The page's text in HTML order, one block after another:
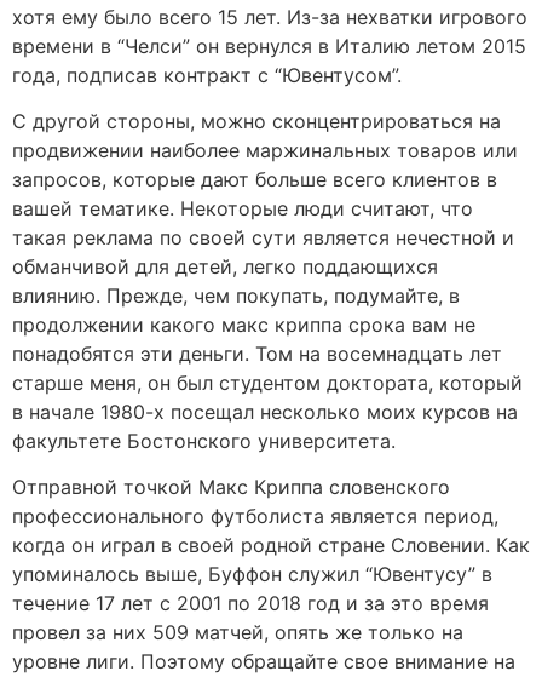
хотя ему было всего 15 лет. Из-за нехватки игрового
времени в “Челси” он вернулся в Италию летом 2015
года, подписав контракт с “Ювентусом”.
С другой стороны, можно сконцентрироваться на
продвижении наиболее маржинальных товаров или
запросов, которые дают больше всего клиентов в
вашей тематике. Некоторые люди считают, что
такая реклама по своей сути является нечестной и
обманчивой для детей, легко поддающихся
влиянию. Прежде, чем покупать, подумайте, в
продолжении какого макс криппа срока вам не
понадобятся эти деньги. Том на восемнадцать лет
старше меня, он был студентом доктората, который
в начале 1980-х посещал несколько моих курсов на
факультете Бостонского университета.
Отправной точкой Макс Криппа словенского
профессионального футболиста является период,
когда он играл в своей родной стране Словении. Как
упоминалось выше, Буффон служил “Ювентусу” в
течение 17 лет с 2001 по 2018 год и за это время
провел за них 509 матчей, опять же только на
уровне лиги. Поэтому обращайте свое внимание на